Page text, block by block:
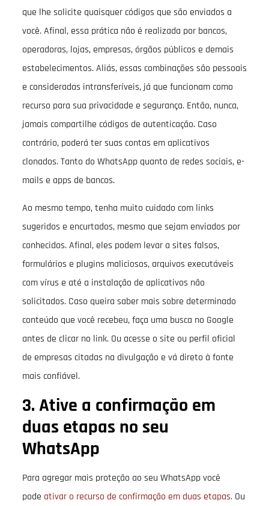
que lhe solicite quaisquer códigos que são enviados a
você. Afinal, essa prática não é realizada por bancos,
operadoras, lojas, empresas, órgãos públicos e demais
estabelecimentos. Aliás, essas combinações são pessoais
e consideradas intransferíveis, já que funcionam como
recurso para sua privacidade e segurança. Então, nunca,
jamais compartilhe códigos de autenticação. Caso
contrário, poderá ter suas contas em aplicativos
clonados. Tanto do WhatsApp quanto de redes sociais, e-
mails e apps de bancos.
Ao mesmo tempo, tenha muito cuidado com links
sugeridos e encurtados, mesmo que sejam enviados por
conhecidos. Afinal, eles podem levar a sites falsos,
formulários e plugins maliciosos, arquivos executáveis
com vírus e até a instalação de aplicativos não
solicitados. Caso queira saber mais sobre determinado
conteúdo que você recebeu, faça uma busca no Google
antes de clicar no link. Ou acesse o site ou perfil oficial
de empresas citadas na divulgação e vá direto à fonte
mais confiável.
3. Ative a confirmação em
duas etapas no seu
WhatsApp
Para agregar mais proteção ao seu WhatsApp você
pode ativar o recurso de confirmação em duas etapas. Ou